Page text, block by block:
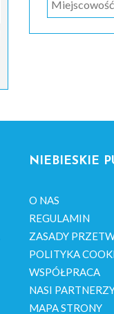
NIEBIESKIE
O NAS
REGULAMIN
ZASADY
POLITYKA
WSPÓŁPRACA
NASI
MAPA STRONY